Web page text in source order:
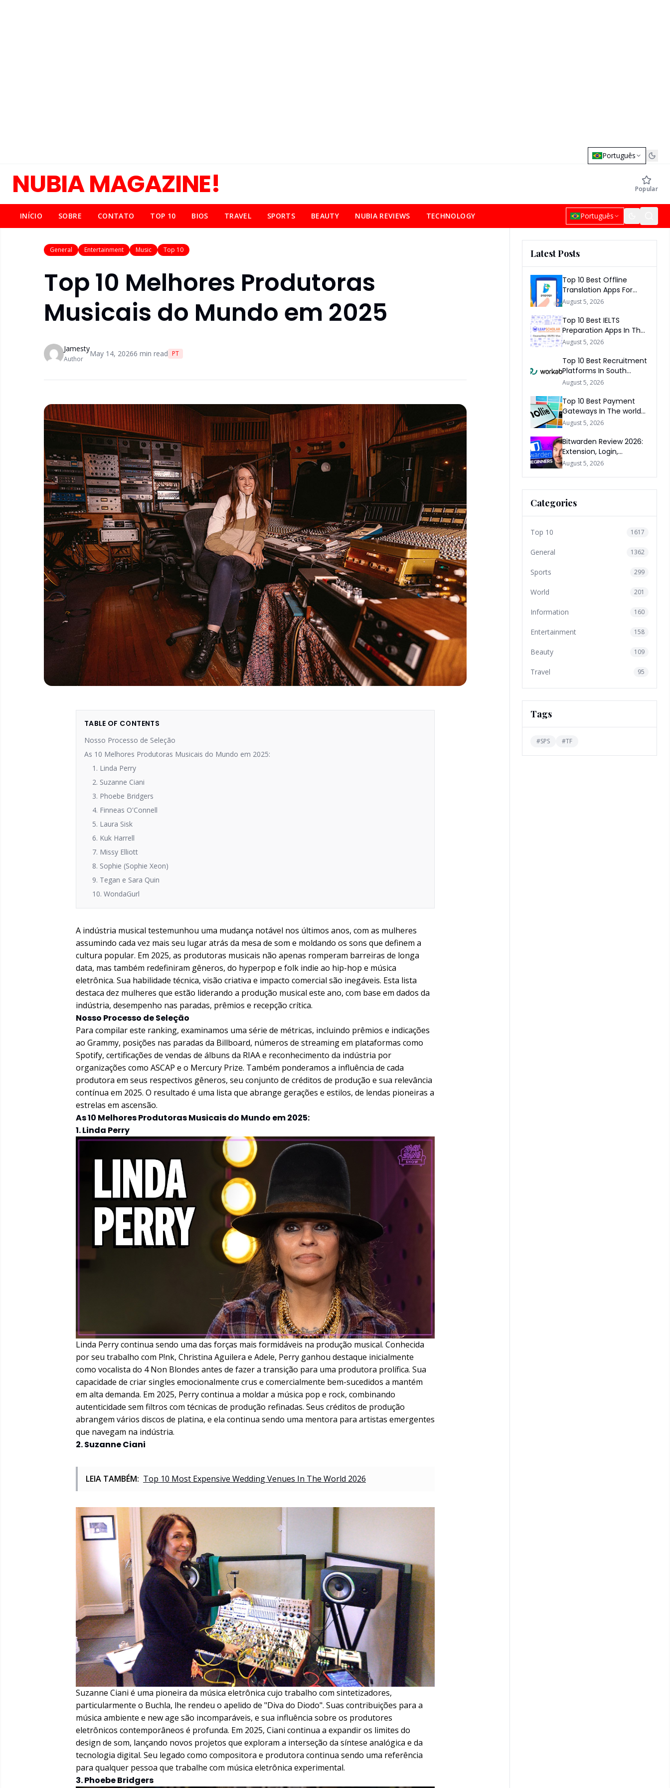
Português
NUBIA MAGAZINE! Popular
INÍCIO SOBRE CONTATO TOP 10 BIOS TRAVEL SPORTS BEAUTY NUBIA REVIEWS TECHNOLOGY Português
General Entertainment Music Top 10
Top 10 Melhores Produtoras
Musicais do Mundo em 2025
Jamesty
Author
May 14, 20266 min read PT
TABLE OF CONTENTS
Nosso Processo de Seleção
As 10 Melhores Produtoras Musicais do Mundo em 2025:
1. Linda Perry
2. Suzanne Ciani
3. Phoebe Bridgers
4. Finneas O'Connell
5. Laura Sisk
6. Kuk Harrell
7. Missy Elliott
8. Sophie (Sophie Xeon)
9. Tegan e Sara Quin
10. WondaGurl
A indústria musical testemunhou uma mudança notável nos últimos anos, com as mulheres
assumindo cada vez mais seu lugar atrás da mesa de som e moldando os sons que definem a
cultura popular. Em 2025, as produtoras musicais não apenas romperam barreiras de longa
data, mas também redefiniram gêneros, do hyperpop e folk indie ao hip-hop e música
eletrônica. Sua habilidade técnica, visão criativa e impacto comercial são inegáveis. Esta lista
destaca dez mulheres que estão liderando a produção musical este ano, com base em dados da
indústria, desempenho nas paradas, prêmios e recepção crítica.
Nosso Processo de Seleção
Para compilar este ranking, examinamos uma série de métricas, incluindo prêmios e indicações
ao Grammy, posições nas paradas da Billboard, números de streaming em plataformas como
Spotify, certificações de vendas de álbuns da RIAA e reconhecimento da indústria por
organizações como ASCAP e o Mercury Prize. Também ponderamos a influência de cada
produtora em seus respectivos gêneros, seu conjunto de créditos de produção e sua relevância
contínua em 2025. O resultado é uma lista que abrange gerações e estilos, de lendas pioneiras a
estrelas em ascensão.
As 10 Melhores Produtoras Musicais do Mundo em 2025:
1. Linda Perry
Linda Perry continua sendo uma das forças mais formidáveis na produção musical. Conhecida
por seu trabalho com P!nk, Christina Aguilera e Adele, Perry ganhou destaque inicialmente
como vocalista do 4 Non Blondes antes de fazer a transição para uma produtora prolífica. Sua
capacidade de criar singles emocionalmente crus e comercialmente bem-sucedidos a mantém
em alta demanda. Em 2025, Perry continua a moldar a música pop e rock, combinando
autenticidade sem filtros com técnicas de produção refinadas. Seus créditos de produção
abrangem vários discos de platina, e ela continua sendo uma mentora para artistas emergentes
que navegam na indústria.
2. Suzanne Ciani
LEIA TAMBÉM: Top 10 Most Expensive Wedding Venues In The World 2026
Suzanne Ciani é uma pioneira da música eletrônica cujo trabalho com sintetizadores,
particularmente o Buchla, lhe rendeu o apelido de "Diva do Diodo". Suas contribuições para a
música ambiente e new age são incomparáveis, e sua influência sobre os produtores
eletrônicos contemporâneos é profunda. Em 2025, Ciani continua a expandir os limites do
design de som, lançando novos projetos que exploram a interseção da síntese analógica e da
tecnologia digital. Seu legado como compositora e produtora continua sendo uma referência
para qualquer pessoa que trabalhe com música eletrônica experimental.
3. Phoebe Bridgers
Latest Posts
Top 10 Best Offline
Translation Apps For
Travel In 2026
August 5, 2026
Top 10 Best IELTS
Preparation Apps In The
World 2026
August 5, 2026
Top 10 Best Recruitment
Platforms In South
Africa 2026
August 5, 2026
Top 10 Best Payment
Gateways In The world
2026
August 5, 2026
Bitwarden Review 2026:
Extension, Login,
Download, Free Plan, App
August 5, 2026
Categories
Top 10 1617
General 1362
Sports 299
World 201
Information 160
Entertainment 158
Beauty 109
Travel 95
Tags
#SPS #TF